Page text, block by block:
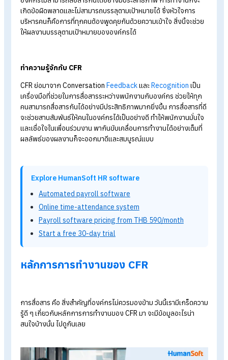
อย่างไร
รู้จักกับ “CFR”
ในปัจจุบันปัญหาที่เกิดขึ้นภายในองค์กรล้วนมาจากมนุษย์ เพราะม
ล้วนเป็นพลังขับเคลื่อนสิ่งต่าง ๆ ไม่ว่าจะเป็น การบริการ, การดำเนิ
ธุรกิจ สิ่งเหล่านี้จะสามารถขับเคลื่อนต่อไปได้ ฟันเฟืองสำคัญก็คือ
“มนุษย์”สิ่งสำคัญของการทำงานก็คือ “การสื่อสาร”หากคนใน
องค์กรไม่สามารถสื่อสารกันได้อย่างมีประสิทธิภาพ การทำงานก็จะ
ให้ผลงานบรรลุตามเป้าหมายขององค์กรได้
ทำความรู้จักกับ
CFR ย่อมาจาก Conversation
เครื่องมือที่ช่วยในการสื่อสารระหว่างพนักงานกับองค์กร ช่วยให้ทุ
คนสามารถสื่อสารกันได้อย่างมีประสิทธิภาพมากยิ่งขึ้น การสื่อสา
จะช่วยสานสัมพันธ์ให้คนในองค์กรได้เป็นอย่างดี ทำให้พนักงานมั่น
ผลลัพธ์ของผลงานก็จะออกมาดีและสมบูรณ์แบบ